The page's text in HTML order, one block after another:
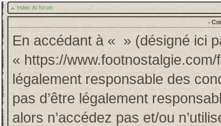
Index du forum
-
En accédant à « » (désigné ici
« https://
légalement responsable des
pas d’être légalement
alors n’accédez pas et/ou